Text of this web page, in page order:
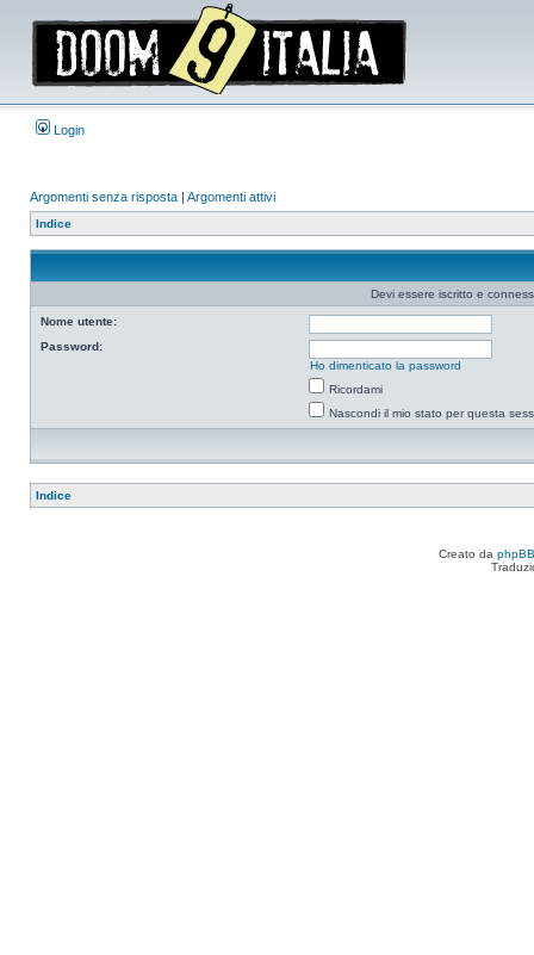
Login
Argomenti senza risposta | Argomenti attivi
Indice
Devi essere iscritto e
Nome utente:
Password:
Ho dimenticato la password
Ricordami
Nascondi il mio stato per questa
Indice
Creato da phpBB